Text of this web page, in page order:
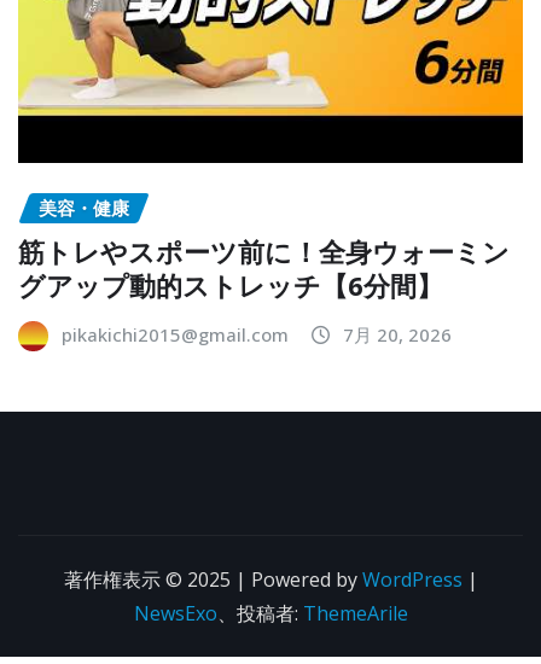
美容・健康
筋トレやスポーツ前に！全身ウォーミン
グアップ動的ストレッチ【6分間】
pikakichi2015@gmail.com 7月 20, 2026
著作権表示 © 2025 | Powered byWordPress |
NewsExo、投稿者: ThemeArile